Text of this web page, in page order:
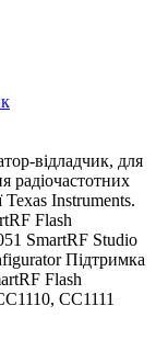
відладчик, для
радіочастотних
Instruments.
Flash
SmartRF Studio
Підтримка
Flash
CC1111